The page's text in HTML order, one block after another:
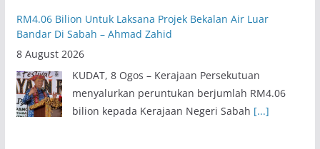
RM4.06 Bilion Untuk Laksana Projek Bekalan Air Luar
Bandar Di Sabah – Ahmad Zahid
KUDAT, 8 Ogos – Kerajaan Persekutuan
menyalurkan peruntukan berjumlah RM4.06
bilion kepada Kerajaan Negeri Sabah